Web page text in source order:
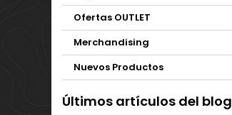
Ofertas OUTLET
Merchandising
Nuevos Productos
Últimos artículos del blog